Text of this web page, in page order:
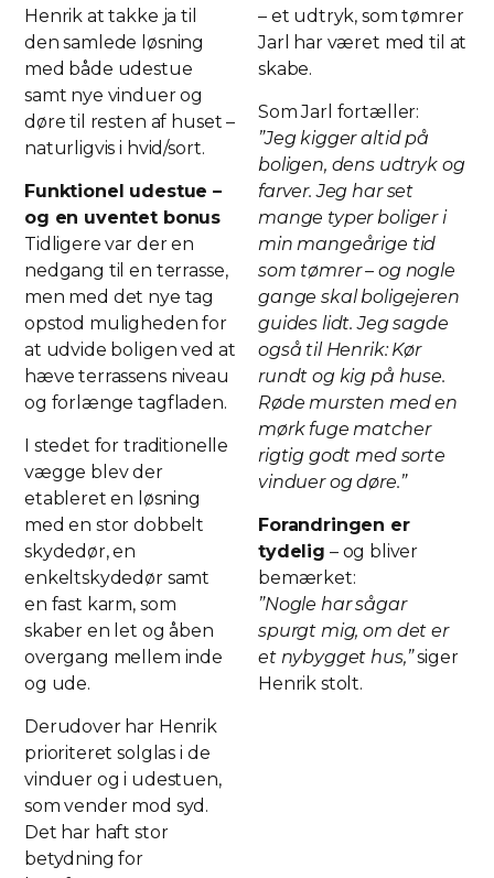
Henrik at takke ja til
den samlede løsning
med både udestue
samt nye vinduer og
døre til resten af huset –
naturligvis i hvid/sort.
Funktionel udestue –
og en uventet bonus
Tidligere var der en
nedgang til en terrasse,
men med det nye tag
opstod muligheden for
at udvide boligen ved at
hæve terrassens niveau
og forlænge tagfladen.
I stedet for traditionelle
vægge blev der
etableret en løsning
med en stor dobbelt
skydedør, en
enkeltskydedør samt
en fast karm, som
skaber en let og åben
overgang mellem inde
og ude.
Derudover har Henrik
prioriteret solglas i de
vinduer og i udestuen,
som vender mod syd.
Det har haft stor
betydning for
– et udtryk, som tømrer
Jarl har været med til at
skabe.
Som Jarl fortæller:
”Jeg kigger altid på
boligen, dens udtryk og
farver. Jeg har set
mange typer boliger i
min mangeårige tid
som tømrer – og nogle
gange skal boligejeren
guides lidt. Jeg sagde
også til Henrik: Kør
rundt og kig på huse.
Røde mursten med en
mørk fuge matcher
rigtig godt med sorte
vinduer og døre.”
Forandringen er
tydelig – og bliver
bemærket:
”Nogle har sågar
spurgt mig, om det er
et nybygget hus,”siger
Henrik stolt.